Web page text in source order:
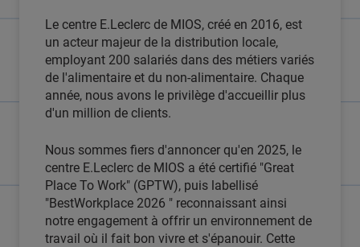
Le centre E.Leclerc de MIOS, créé en 2016, est
un acteur majeur de la distribution locale,
employant 200 salariés dans des métiers variés
de l'alimentaire et du non-alimentaire. Chaque
année, nous avons le privilège d'accueillir plus
d'un million de clients.
Nous sommes fiers d'annoncer qu'en 2025, le
centre E.Leclerc de MIOS a été certifié "Great
Place To Work" (GPTW), puis labellisé
"BestWorkplace 2026 " reconnaissant ainsi
notre engagement à offrir un environnement de
travail où il fait bon vivre et s'épanouir. Cette